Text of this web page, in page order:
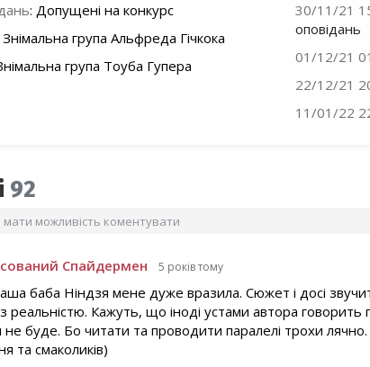
:Допущені на конкурс
Знімальна група Альфреда Гічкока
група Тоуба Гупера
30/11/21
оповідань
01/12/21
22/12/21
11/01/22
92
мати можливість коментувати
Спайдермен 5 років тому
баба Ніндзя мене дуже вразила. Сюжет і досі
реальністю. Кажуть, що іноді устами автора говорить
не буде. Бо читати та проводити паралелі трохи лячно.
та смаколиків)